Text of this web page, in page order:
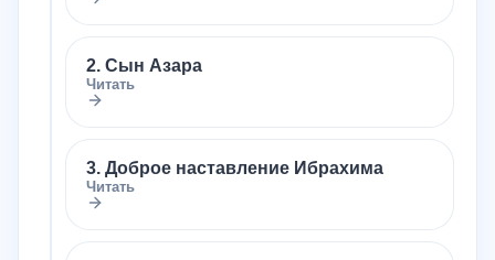
2. Сын Азара
Читать
3. Доброе наставление Ибрахима
Читать